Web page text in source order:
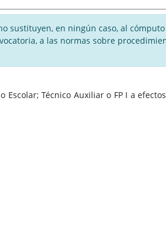
sustituyen, en ningún caso, al
a las normas sobre
Técnico Auxiliar o FP I a